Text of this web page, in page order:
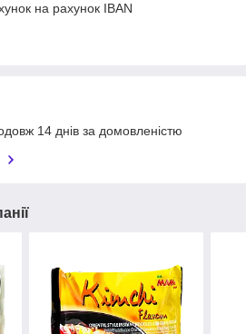
на рахунок IBAN
14 днів за домовленістю